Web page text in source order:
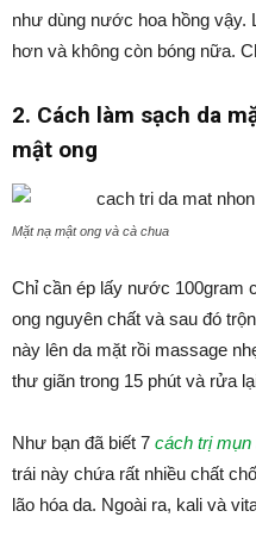
như dùng nước hoa hồng vậy.
hơn và không còn bóng nữa.
2. Cách làm sạch da
mật ong
Mặt nạ mật ong và cà chua
Chỉ cần ép lấy nước 100gram
ong nguyên chất và sau đó
này lên da mặt rồi massage
thư giãn trong 15 phút và rửa
Như bạn đã biết 7 cách trị mụn
trái này chứa rất nhiều chất
lão hóa da. Ngoài ra, kali và